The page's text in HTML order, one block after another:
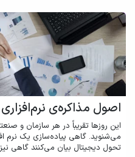
اصول مذاکره‌ی
این روزها تقریباً در هر سازمان و
تحول دیجیتال بیان می‌کنند گاهی نیز